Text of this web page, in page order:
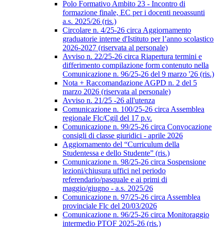
Polo Formativo Ambito 23 - Incontro di
formazione finale, EC per i docenti neoassunti
a.s. 2025/26 (ris.)
Circolare n. 4/25-26 circa Aggiornamento
graduatorie interne d'Istituto per l’anno scolastico
2026-2027 (riservata al personale)
Avviso n. 22/25-26 circa Riapertura termini e
differimento compilazione form contenuto nella
Comunicazione n. 96/25-26 del 9 marzo '26 (ris.)
Nota + Raccomandazione AGPD n. 2 del 5
marzo 2026 (riservata al personale)
Avviso n. 21/25 -26 all'utenza
Comunicazione n. 100/25-26 circa Assemblea
regionale Flc/Cgil del 17 p.v.
Comunicazione n. 99/25-26 circa Convocazione
consigli di classe giuridici - aprile 2026
Aggiornamento del “Curriculum della
Studentessa e dello Studente” (ris.)
Comunicazione n. 98/25-26 circa Sospensione
lezioni/chiusura uffici nel periodo
referendario/pasquale e ai primi di
maggio/giugno - a.s. 2025/26
Comunicazione n. 97/25-26 circa Assemblea
provinciale Flc del 20/03/2026
Comunicazione n. 96/25-26 circa Monitoraggio
intermedio PTOF 2025-26 (ris.)